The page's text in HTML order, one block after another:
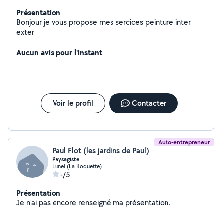
Présentation
Bonjour je vous propose mes sercices peinture inter
exter
Aucun avis pour l'instant
Voir le profil Contacter
Auto-entrepreneur
Paul Flot (les jardins de Paul)
Paysagiste
Lunel (La Roquette)
-/5
Présentation
Je n'ai pas encore renseigné ma présentation.